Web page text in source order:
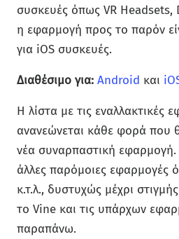
συσκευές όπως VR Headsets,
η εφαρμογή προς το παρόν
για iOS συσκευές.
Διαθέσιμο για: Android και
Η λίστα με τις εναλλακτικές
ανανεώνεται κάθε φορά που
νέα συναρπαστική
άλλες παρόμοιες εφαρμογές
κ.τ.λ., δυστυχώς μέχρι
το Vine και τις υπάρχων
παραπάνω.